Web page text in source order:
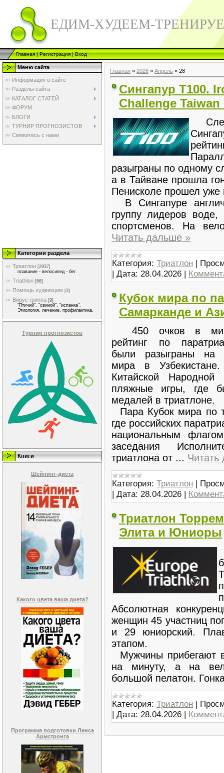
ЕДИМ-ХУДЕЕМ-
Главная|Регистрация|Вход
Меню сайта
Информация о сайте
Разделы сайта
КАТАЛОГ СТАТЕЙ
ФОРУМ
БЛОГИ
ТУРНИР ПРОГНОЗИСТОВ
Свяжитесь с нами
Категории раздела
Триатлон [2937]
плавание - велосипед - бег
Triathlon [66]
Помощь худеющим [3]
Вирус гриппа [9]
"Птичий", "свиной", "испанка".
Этиология, лечение, профилактика.
Турнир прогнозистов
Книги
Шейпинг-диета
Какого цвета ваша диета?
Программа подготовки Ленса
Армстронга
Главная » 2026 » Апрель » 28
Сингапур Т100.
Challenge Taiwan
разыграны по одному
а в Тайване прошла
Пенисколе прошел уже
В Сингапуре
группу лидеров
спортсменов. На
Читать дальше »
Категория: Триатлон |
| Дата: 28.04.2026 |
Кубок мира по
Самарканде и
450 очков в
рейтинг по
были разыграны на
мира в
Китайской Народной
пляжные игры, где
медалей в триатлоне.
Пара Кубок мира по
где российских
национальным
заседания
триатлона от ...
Категория: Триатлон |
| Дата: 28.04.2026 |
Триатлон
Элита и Юниоры
Абсолютная
женщин 45 участниц
и 29 юниорский.
этапом.
Мужчины прибегают
на минуту, а на
большой пелатон.
Категория: Триатлон |
| Дата: 28.04.2026 |